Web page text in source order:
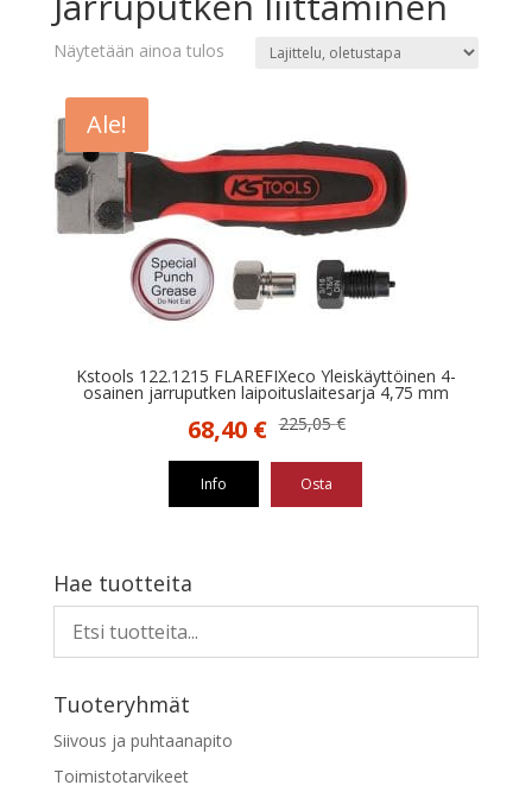
Näytetään ainoa tulos
Ale!
Kstools 122.1215 FLAREFIXeco Yleiskäyttöinen 4-
osainen jarruputken laipoituslaitesarja 4,75 mm
225,05€
Alkuperäinen
225,05 €.
68,40 €Nykyinen
68,40 €.
Info Osta
Hae tuotteita
Tuoteryhmät
Siivous ja puhtaanapito
Toimistotarvikeet